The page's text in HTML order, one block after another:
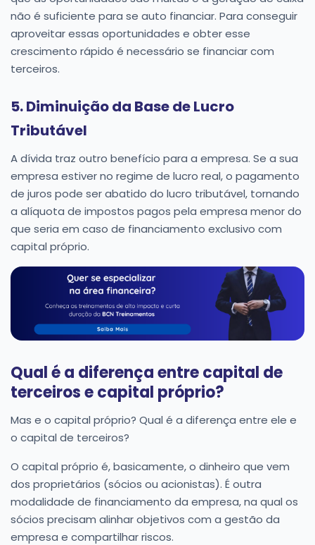
não é suficiente para se auto financiar. Para conseguir
aproveitar essas oportunidades e obter esse
crescimento rápido é necessário se financiar com
terceiros.
5. Diminuição da Base de Lucro
Tributável
A dívida traz outro benefício para a empresa. Se a sua
empresa estiver no regime de lucro real, o pagamento
de juros pode ser abatido do lucro tributável, tornando
a alíquota de impostos pagos pela empresa menor do
que seria em caso de financiamento exclusivo com
capital próprio.
Qual é a diferença entre capital de
terceiros e capital próprio?
Mas e o capital próprio? Qual é a diferença entre ele e
o capital de terceiros?
O capital próprio é, basicamente, o dinheiro que vem
dos proprietários (sócios ou acionistas). É outra
modalidade de financiamento da empresa, na qual os
sócios precisam alinhar objetivos com a gestão da
empresa e compartilhar riscos.